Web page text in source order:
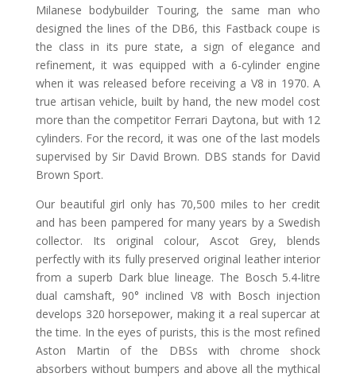
Milanese bodybuilder Touring, the same man who
designed the lines of the DB6, this Fastback coupe is
the class in its pure state, a sign of elegance and
refinement, it was equipped with a 6-cylinder engine
when it was released before receiving a V8 in 1970. A
true artisan vehicle, built by hand, the new model cost
more than the competitor Ferrari Daytona, but with 12
cylinders. For the record, it was one of the last models
supervised by Sir David Brown. DBS stands for David
Brown Sport.
Our beautiful girl only has 70,500 miles to her credit
and has been pampered for many years by a Swedish
collector. Its original colour, Ascot Grey, blends
perfectly with its fully preserved original leather interior
from a superb Dark blue lineage. The Bosch 5.4-litre
dual camshaft, 90° inclined V8 with Bosch injection
develops 320 horsepower, making it a real supercar at
the time. In the eyes of purists, this is the most refined
Aston Martin of the DBSs with chrome shock
absorbers without bumpers and above all the mythical